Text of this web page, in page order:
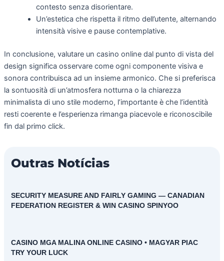
contesto senza disorientare.
Un’estetica che rispetta il ritmo dell’utente, alternando
intensità visive e pause contemplative.
In conclusione, valutare un casino online dal punto di vista del
design significa osservare come ogni componente visiva e
sonora contribuisca ad un insieme armonico. Che si preferisca
la sontuosità di un’atmosfera notturna o la chiarezza
minimalista di uno stile moderno, l’importante è che l’identità
resti coerente e l’esperienza rimanga piacevole e riconoscibile
fin dal primo click.
Outras Notícias
SECURITY MEASURE AND FAIRLY GAMING — CANADIAN
FEDERATION REGISTER & WIN CASINO SPINYOO
CASINO MGA MALINA ONLINE CASINO • MAGYAR PIAC
TRY YOUR LUCK